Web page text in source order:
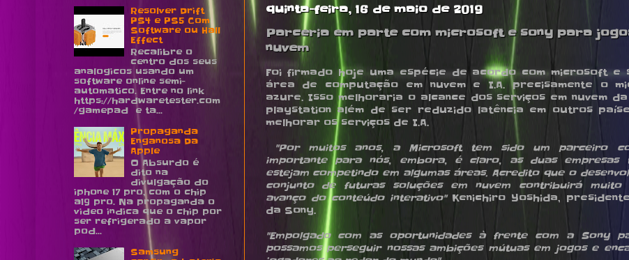
quinta-feira, 16 de maio de 2019
Parceria em parte com microsoft e sony para
nuvem
Foi firmado hoje uma espécie de acordo com microsoft e
área de computação em nuvem e I.A. precisamente o
azure. Isso melhoraria o alcance dos serviços em nuvem
playstation além de ser reduzido latência em outros
melhorar os serviços de I.A.
"Por muitos anos, a Microsoft tem sido um parceiro
importante para nós, embora, é claro, as duas empresas
estejam competindo em algumas áreas. Acredito que o
conjunto de futuras soluções em nuvem contribuirá
avanço do conteúdo interativo"Kenichiro Yoshida,
da Sony.
"Empolgado com as oportunidades à frente com a Sony
possamos perseguir nossas ambições mútuas em jogos e
Resolver Drift
PS4 e PS5 Com
Software ou Hall
Effect
Recalibre o
centro dos seus
analogicos usando um
software online semi-
automatico. Entre no link
https://hardwaretester.com
/gamepad e ta...
Propaganda
Enganosa Da
Apple
O Absurdo é
dito na
divulgação do
iphone 17 pro, com o chip
a19 pro. Na propaganda o
video indica que o chip por
ser refrigerado a vapor
pod...
Samsung